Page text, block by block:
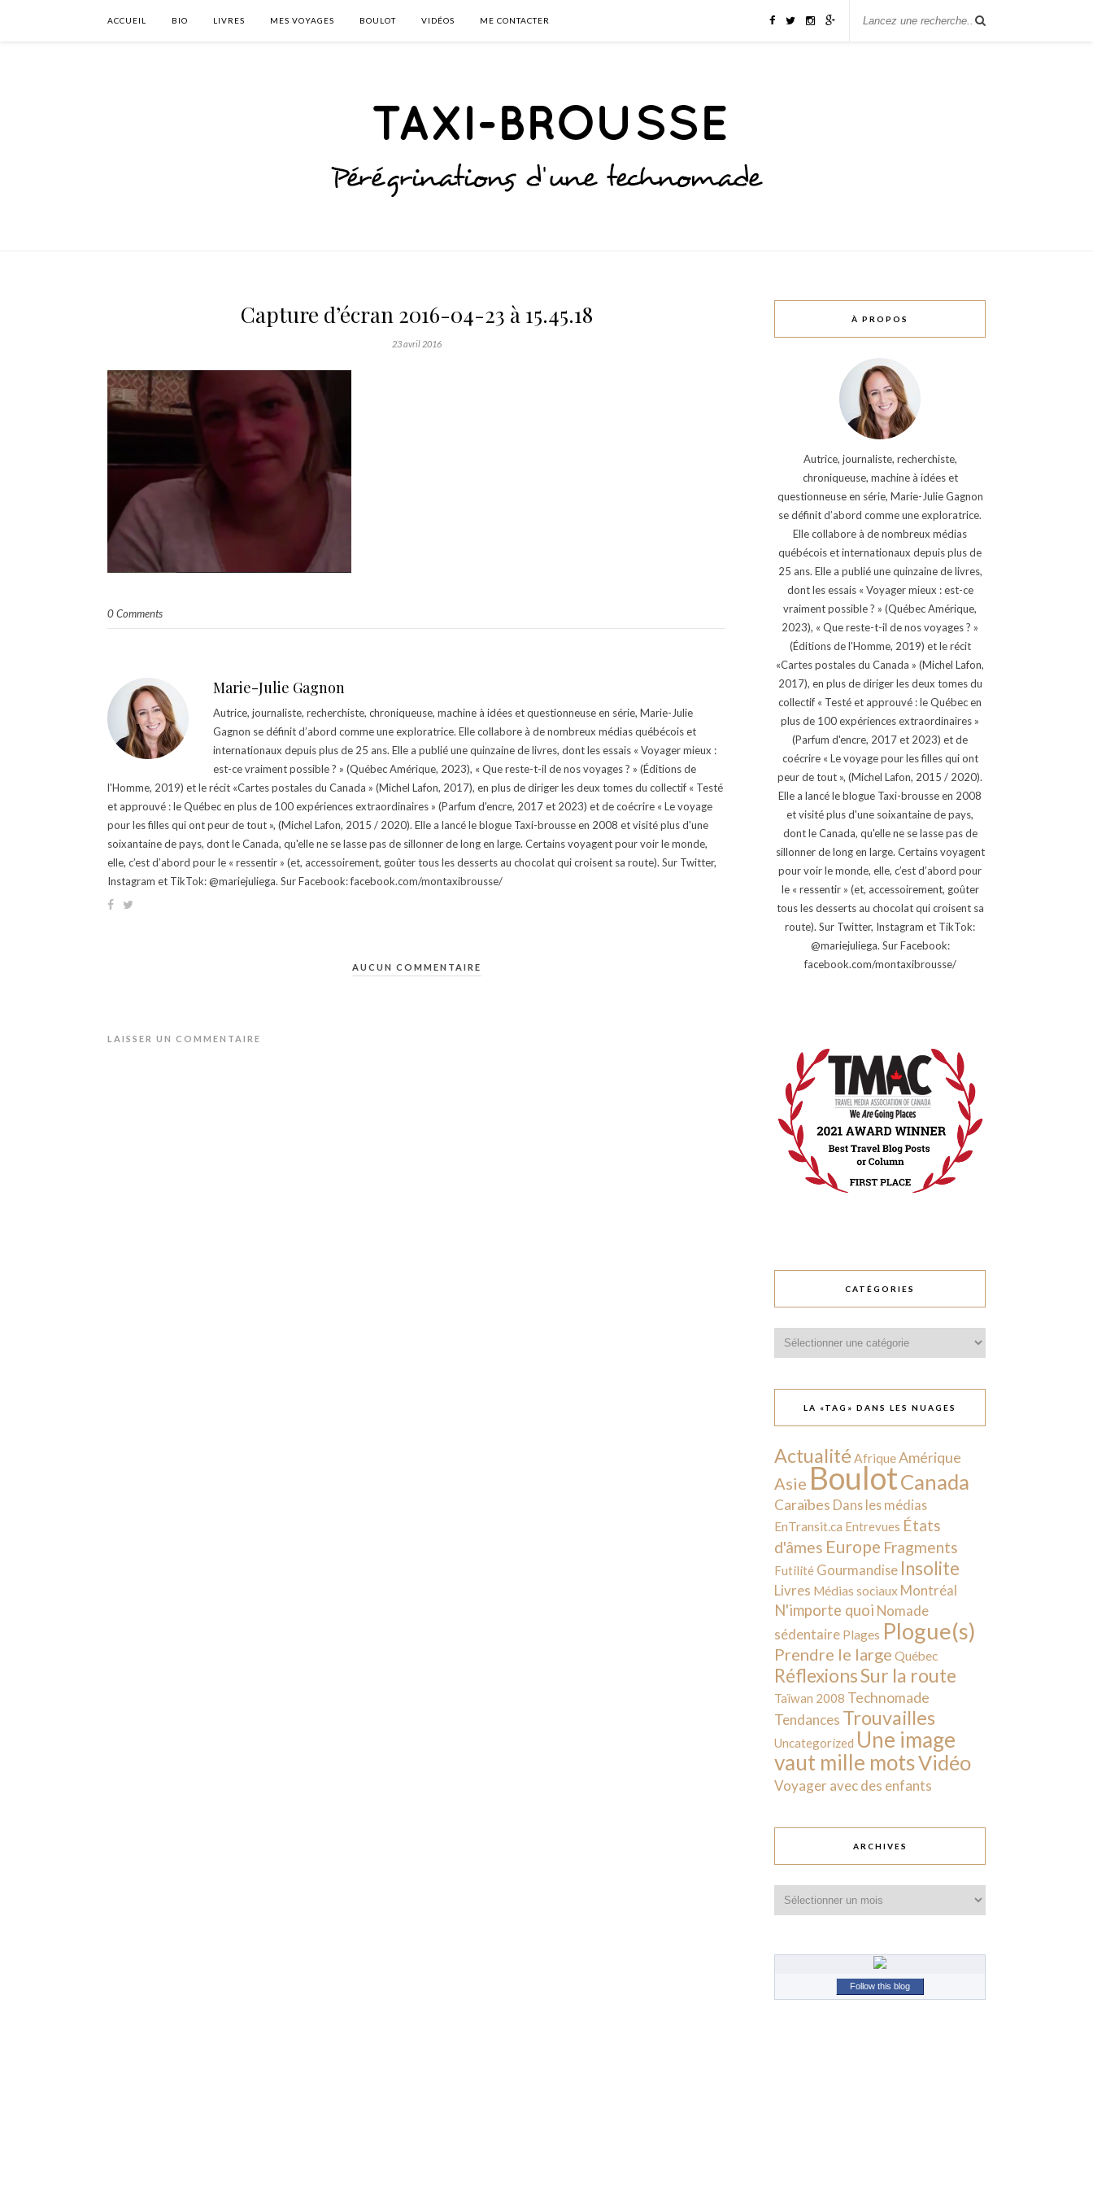
ACCUEIL BIO LIVRES MES VOYAGES BOULOT VIDÉOS ME CONTACTER
Capture d’écran 2016-04-23 à 15.45.18
23 avril 2016
0 Comments
Marie-Julie Gagnon
Autrice, journaliste, recherchiste, chroniqueuse, machine à idées et questionneuse en série, Marie-Julie
Gagnon se définit d’abord comme une exploratrice. Elle collabore à de nombreux médias québécois et
internationaux depuis plus de 25 ans. Elle a publié une quinzaine de livres, dont les essais « Voyager mieux :
est-ce vraiment possible ? » (Québec Amérique, 2023), « Que reste-t-il de nos voyages ? » (Éditions de
l'Homme, 2019) et le récit «Cartes postales du Canada » (Michel Lafon, 2017), en plus de diriger les deux tomes du collectif « Testé
et approuvé : le Québec en plus de 100 expériences extraordinaires » (Parfum d'encre, 2017 et 2023) et de coécrire « Le voyage
pour les filles qui ont peur de tout », (Michel Lafon, 2015 / 2020). Elle a lancé le blogue Taxi-brousse en 2008 et visité plus d'une
soixantaine de pays, dont le Canada, qu'elle ne se lasse pas de sillonner de long en large. Certains voyagent pour voir le monde,
elle, c’est d’abord pour le « ressentir » (et, accessoirement, goûter tous les desserts au chocolat qui croisent sa route). Sur Twitter,
Instagram et TikTok: @mariejuliega. Sur Facebook: facebook.com/montaxibrousse/
AUCUN COMMENTAIRE
LAISSER UN COMMENTAIRE
À PROPOS
Autrice, journaliste, recherchiste,
chroniqueuse, machine à idées et
questionneuse en série, Marie-Julie Gagnon
se définit d’abord comme une exploratrice.
Elle collabore à de nombreux médias
québécois et internationaux depuis plus de
25 ans. Elle a publié une quinzaine de livres,
dont les essais « Voyager mieux : est-ce
vraiment possible ? » (Québec Amérique,
2023), « Que reste-t-il de nos voyages ? »
(Éditions de l'Homme, 2019) et le récit
«Cartes postales du Canada » (Michel Lafon,
2017), en plus de diriger les deux tomes du
collectif « Testé et approuvé : le Québec en
plus de 100 expériences extraordinaires »
(Parfum d'encre, 2017 et 2023) et de
coécrire « Le voyage pour les filles qui ont
peur de tout », (Michel Lafon, 2015 / 2020).
Elle a lancé le blogue Taxi-brousse en 2008
et visité plus d'une soixantaine de pays,
dont le Canada, qu'elle ne se lasse pas de
sillonner de long en large. Certains voyagent
pour voir le monde, elle, c’est d’abord pour
le « ressentir » (et, accessoirement, goûter
tous les desserts au chocolat qui croisent sa
route). Sur Twitter, Instagram et TikTok:
@mariejuliega. Sur Facebook:
facebook.com/montaxibrousse/
CATÉGORIES
LA «TAG» DANS LES NUAGES
Actualité AfriqueAmérique
Asie BoulotCanada
Caraïbes Dans les médias
EnTransit.ca Entrevues États
d'âmes Europe Fragments
Futilité Gourmandise Insolite
Livres Médias sociaux Montréal
N'importe quoi Nomade
sédentaire Plages Plogue(s)
Prendre le large Québec
RéflexionsSur la route
Taïwan 2008 Technomade
Tendances Trouvailles
Uncategorized Une image
vaut mille motsVidéo
Voyager avec des enfants
ARCHIVES
Follow this blog